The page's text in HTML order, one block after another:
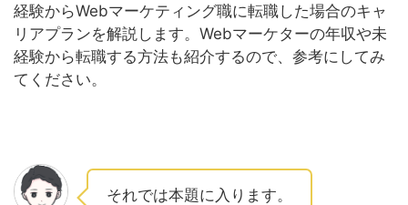
経験からWebマーケティング職に転職した場合のキャ
リアプランを解説します。Webマーケターの年収や未
経験から転職する方法も紹介するので、参考にしてみ
てください。
それでは本題に入ります。